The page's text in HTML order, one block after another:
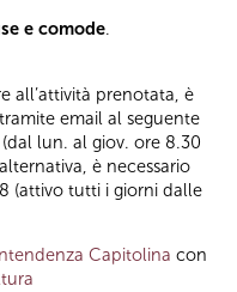
e comode.
all’attività prenotata, è
email al seguente
(dal lun. al giov. ore 8.30
è necessario
(attivo tutti i giorni dalle
Capitolina con